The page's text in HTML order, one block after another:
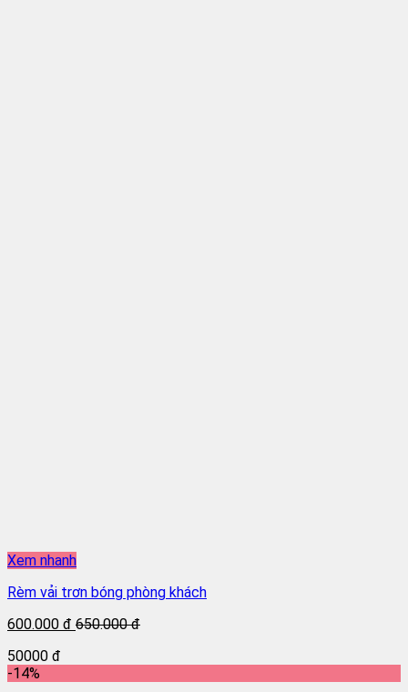
Xem nhanh
Rèm vải trơn bóng phòng khách
600.000 đ 650.000 đ
50000 đ
-14%